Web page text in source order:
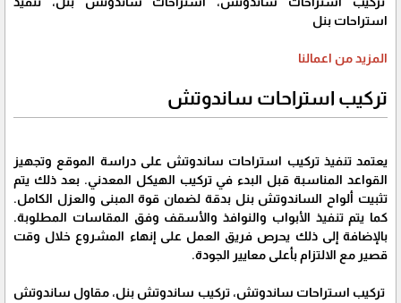
استراحات بنل
المزيد من اعمالنا
تركيب استراحات ساندوتش
يعتمد تنفيذ تركيب استراحات ساندوتش على دراسة الموقع وتجهيز
القواعد المناسبة قبل البدء في تركيب الهيكل المعدني. بعد ذلك يتم
تثبيت ألواح الساندوتش بنل بدقة لضمان قوة المبنى والعزل الكامل.
كما يتم تنفيذ الأبواب والنوافذ والأسقف وفق المقاسات المطلوبة.
بالإضافة إلى ذلك يحرص فريق العمل على إنهاء المشروع خلال وقت
قصير مع الالتزام بأعلى معايير الجودة.
تركيب استراحات ساندوتش، تركيب ساندوتش بنل، مقاول ساندوتش